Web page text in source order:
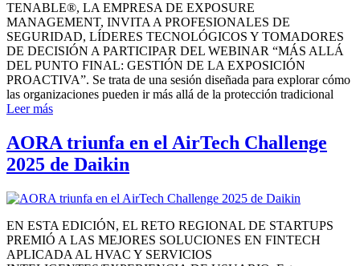
TENABLE®, LA EMPRESA DE EXPOSURE
MANAGEMENT, INVITA A PROFESIONALES DE
SEGURIDAD, LÍDERES TECNOLÓGICOS Y TOMADORES
DE DECISIÓN A PARTICIPAR DEL WEBINAR “MÁS ALLÁ
DEL PUNTO FINAL: GESTIÓN DE LA EXPOSICIÓN
PROACTIVA”. Se trata de una sesión diseñada para explorar cómo
las organizaciones pueden ir más allá de la protección tradicional
Leer más
AORA triunfa en el AirTech Challenge
2025 de Daikin
EN ESTA EDICIÓN, EL RETO REGIONAL DE STARTUPS
PREMIÓ A LAS MEJORES SOLUCIONES EN FINTECH
APLICADA AL HVAC Y SERVICIOS